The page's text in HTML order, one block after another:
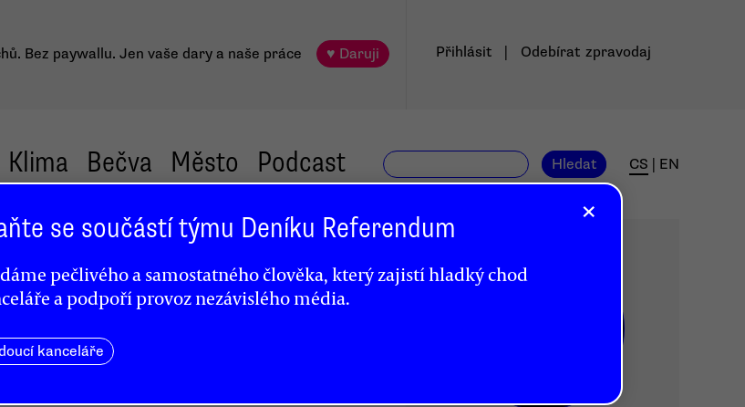
Bez paywallu. Jen vaše dary a naše práce ♥ Daruji Přihlásit Odebírat zpravodaj
Klima Bečva Město Podcast Hledat CS EN
×
se součástí týmu Deníku Referendum
pečlivého a samostatného člověka, který zajistí hladký chod
a podpoří provoz nezávislého média.
kanceláře